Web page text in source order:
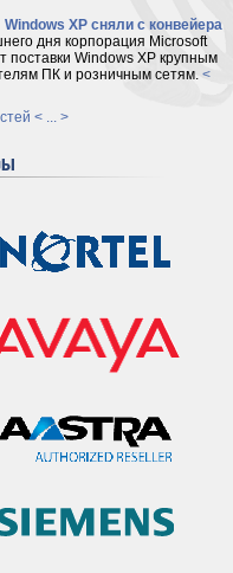
Windows XP сняли с конвейера
дня корпорация Microsoft
поставки Windows XP крупным
ПК и розничным сетям. <
< ... >